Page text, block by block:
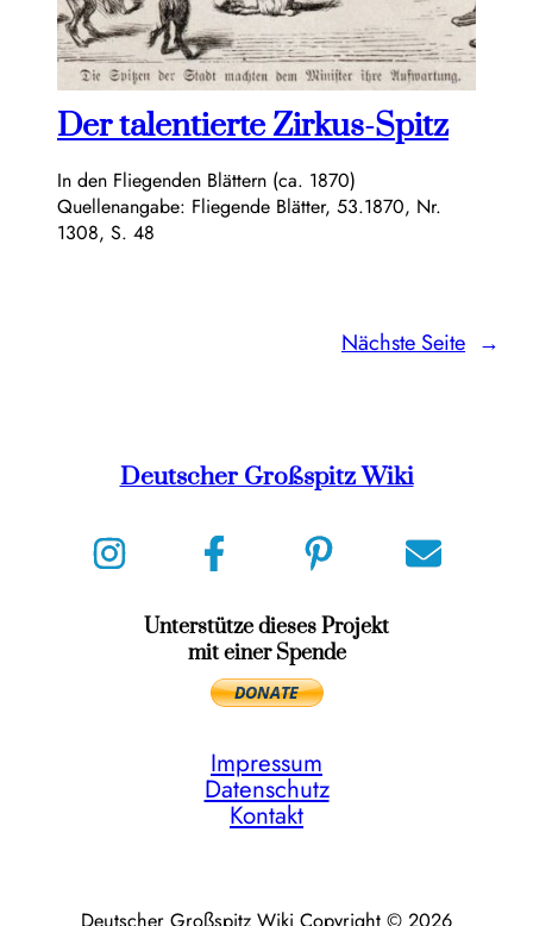
Der talentierte Zirkus-Spitz
In den Fliegenden Blättern (ca. 1870)
Quellenangabe: Fliegende Blätter, 53.1870, Nr.
1308, S. 48
Nächste Seite →
Deutscher Großspitz Wiki
Unterstütze dieses Projekt
mit einer Spende
Impressum
Datenschutz
Kontakt
Deutscher Großspitz Wiki Copyright © 2026